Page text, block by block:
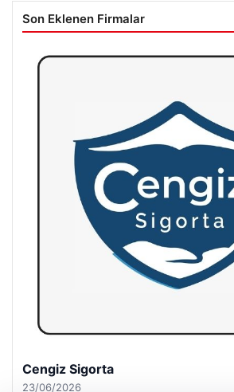
Son Eklenen Firmalar
Hastaş Beton
26/05/2026